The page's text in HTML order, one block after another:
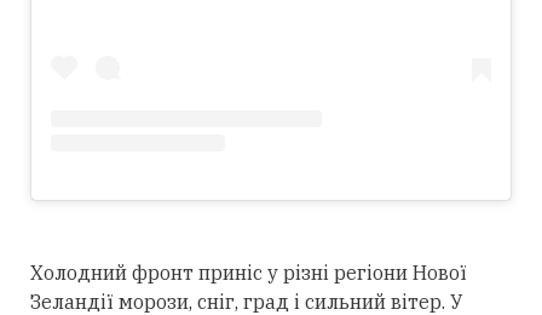
Холодний фронт приніс у різні регіони Нової
Зеландії морози, сніг, град і сильний вітер. У